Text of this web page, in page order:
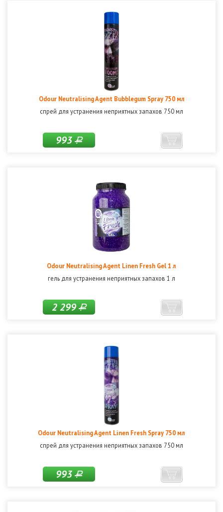
Odour Neutralising Agent Bubblegum Spray 750 мл
спрей для устранения неприятных запахов 750 мл
993Р
Odour Neutralising Agent Linen Fresh Gel 1 л
гель для устранения неприятных запахов 1 л
2 299Р
Odour Neutralising Agent Linen Fresh Spray 750 мл
спрей для устранения неприятных запахов 750 мл
993Р